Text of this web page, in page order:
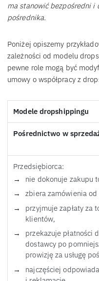
ma stanowić bezpośredni i
pośrednika.
Poniżej opiszemy
zależności od modelu
pewne role mogą być
umowy o współpracy z
Modele dropshippingu
Pośrednictwo w
Przedsiębiorca:
nie dokonuje zakupu
zbiera zamówienia
przyjmuje zapłaty za
klientów,
przekazuje płatności
dostawcy po
prowizję za usługę
najczęściej